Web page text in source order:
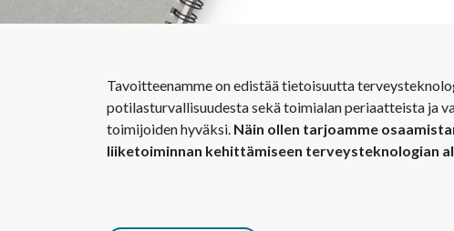
Tavoitteenamme on edistää tietoisuutta
potilasturvallisuudesta sekä toimialan periaatteista ja
toimijoiden hyväksi. Näin ollen tarjoamme
liiketoiminnan kehittämiseen terveysteknologian